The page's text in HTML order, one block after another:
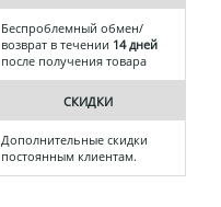
Беспроблемный обмен/
возврат в течении 14 дней
после получения товара
СКИДКИ
Дополнительные скидки
постоянным клиентам.